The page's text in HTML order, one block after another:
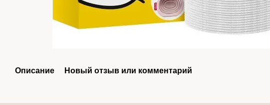
Описание Новый отзыв или комментарий